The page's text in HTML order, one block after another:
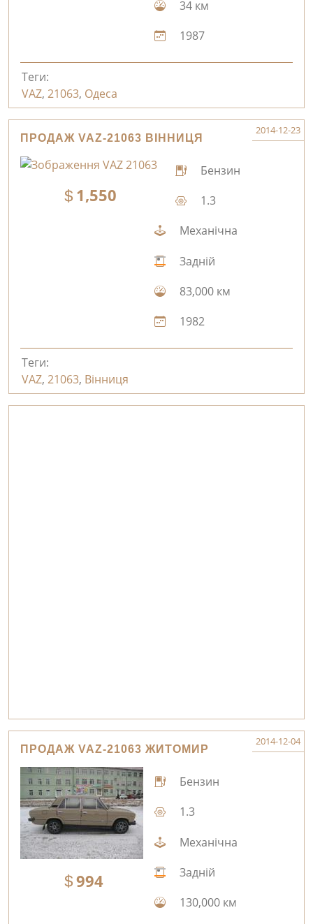
34 км
1987
Теги:
VAZ, 21063, Одеса
ПРОДАЖ VAZ-21063 ВІННИЦЯ
2014-12-23
1,550
Бензин
1.3
Механічна
Задній
83,000 км
1982
Теги:
VAZ, 21063, Вінниця
ПРОДАЖ VAZ-21063 ЖИТОМИР
2014-12-04
994
Бензин
1.3
Механічна
Задній
130,000 км